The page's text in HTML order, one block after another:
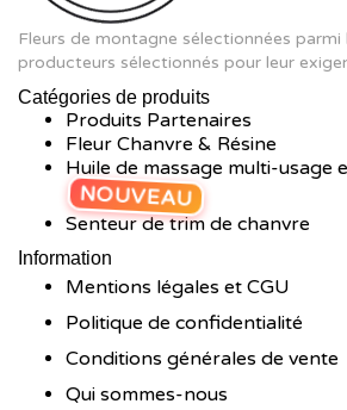
Fleurs de montagne sélectionnées parmi
producteurs sélectionnés pour leur
Catégories de produits
Produits Partenaires
Fleur Chanvre & Résine
Huile de massage multi-usage
NOUVEAU
Senteur de trim de chanvre
Information
Mentions légales et CGU
Politique de confidentialité
Conditions générales de vente
Qui sommes-nous